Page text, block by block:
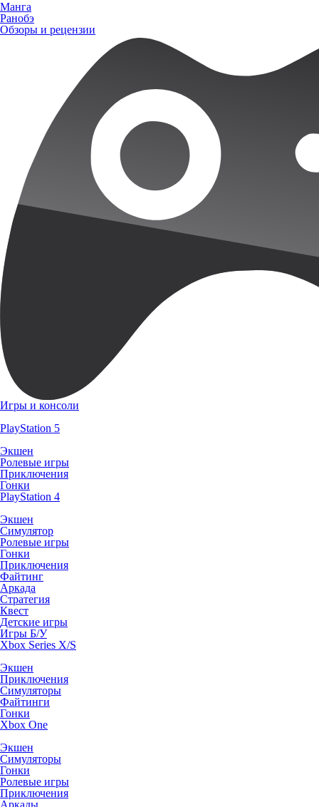
Манга
Ранобэ
Обзоры и рецензии
Игры и консоли
PlayStation 5
Экшен
Ролевые игры
Приключения
Гонки
PlayStation 4
Экшен
Симулятор
Ролевые игры
Гонки
Приключения
Файтинг
Аркада
Стратегия
Квест
Детские игры
Игры Б/У
Xbox Series X/S
Экшен
Приключения
Симуляторы
Файтинги
Гонки
Xbox One
Экшен
Симуляторы
Гонки
Ролевые игры
Приключения
Аркады